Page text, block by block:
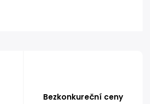
Bezkonkureční ceny